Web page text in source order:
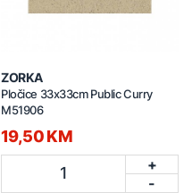
ZORKA
Pločice 33x33cm Public Curry
M51906
19,50 KM
1
+
-